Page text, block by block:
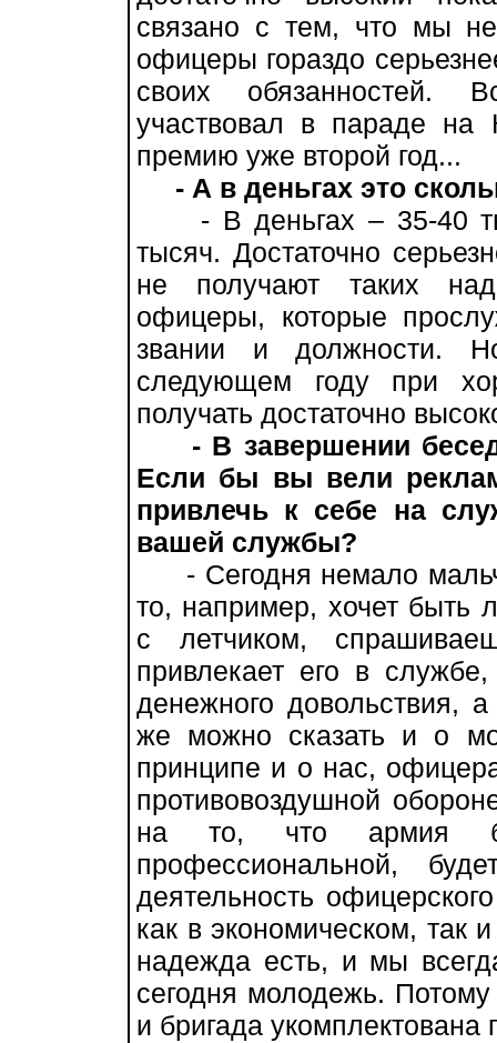
связано с тем, что мы
офицеры гораздо
своих обязанностей.
участвовал в параде на
премию уже второй год...
- А в деньгах это
- В деньгах – 35-40
тысяч. Достаточно
не получают таких
офицеры, которые
звании и должности.
следующем году при
получать достаточно
- В завершении
Если бы вы вели
привлечь к себе на
вашей службы?
- Сегодня немало
то, например, хочет быть
с летчиком,
привлекает его в
денежного довольствия,
же можно сказать и о
принципе и о нас,
противовоздушной
на то, что армия
профессиональной,
деятельность
как в экономическом, так
надежда есть, и мы
сегодня молодежь.
и бригада